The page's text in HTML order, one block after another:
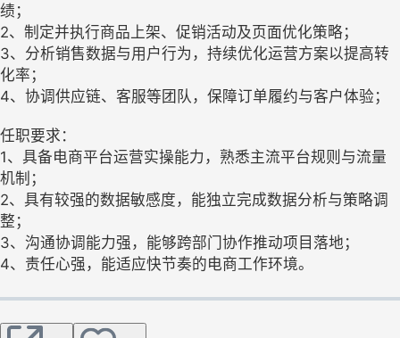
绩；
2、制定并执行商品上架、促销活动及页面优化策略；
3、分析销售数据与用户行为，持续优化运营方案以提高转
化率；
4、协调供应链、客服等团队，保障订单履约与客户体验；
任职要求：
1、具备电商平台运营实操能力，熟悉主流平台规则与流量
机制；
2、具有较强的数据敏感度，能独立完成数据分析与策略调
整；
3、沟通协调能力强，能够跨部门协作推动项目落地；
4、责任心强，能适应快节奏的电商工作环境。